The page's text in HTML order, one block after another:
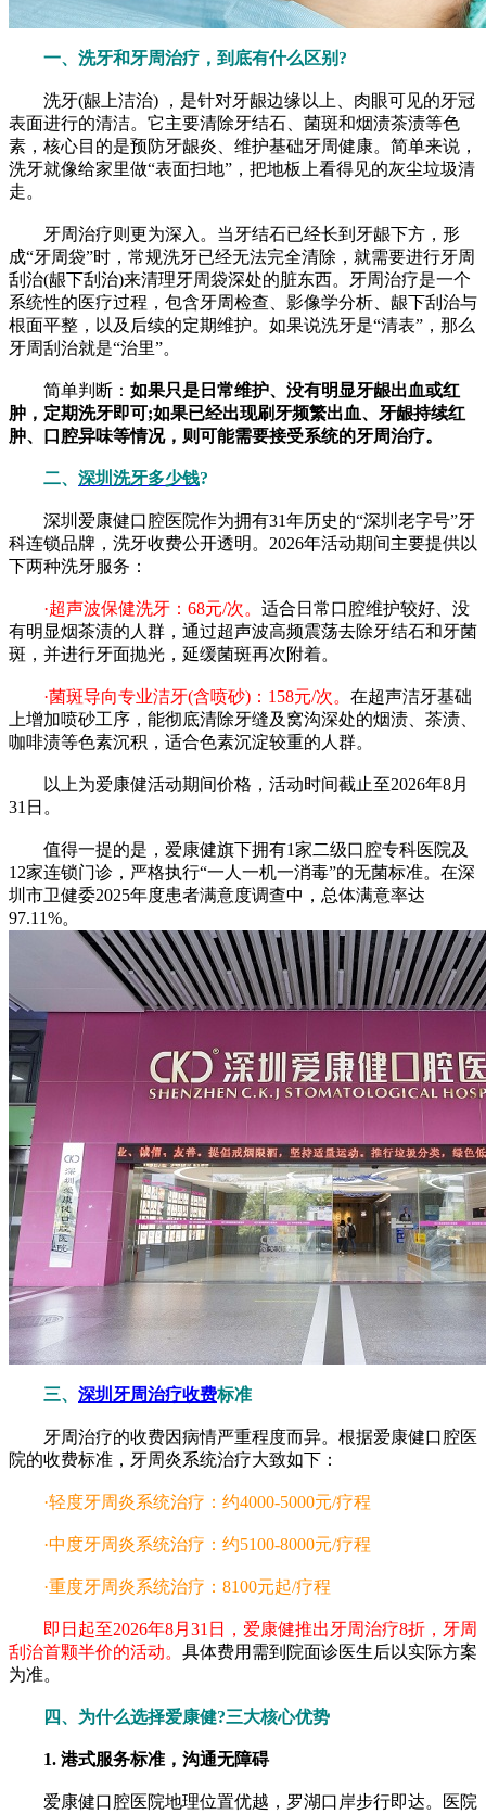
一、洗牙和牙周治疗，到底有什么区别?
洗牙(龈上洁治) ，是针对牙龈边缘以上、肉眼可见的牙冠
表面进行的清洁。它主要清除牙结石、菌斑和烟渍茶渍等色
素，核心目的是预防牙龈炎、维护基础牙周健康。简单来说，
洗牙就像给家里做“表面扫地”，把地板上看得见的灰尘垃圾清
走。
牙周治疗则更为深入。当牙结石已经长到牙龈下方，形
成“牙周袋”时，常规洗牙已经无法完全清除，就需要进行牙周
刮治(龈下刮治)来清理牙周袋深处的脏东西。牙周治疗是一个
系统性的医疗过程，包含牙周检查、影像学分析、龈下刮治与
根面平整，以及后续的定期维护。如果说洗牙是“清表”，那么
牙周刮治就是“治里”。
简单判断： 如果只是日常维护、没有明显牙龈出血或红
肿，定期洗牙即可;如果已经出现刷牙频繁出血、牙龈持续红
肿、口腔异味等情况，则可能需要接受系统的牙周治疗。
二、 深圳洗牙多少钱?
深圳爱康健口腔医院作为拥有31年历史的“深圳老字号”牙
科连锁品牌，洗牙收费公开透明。2026年活动期间主要提供以
下两种洗牙服务：
·超声波保健洗牙：68元/次。 适合日常口腔维护较好、没
有明显烟茶渍的人群，通过超声波高频震荡去除牙结石和牙菌
斑，并进行牙面抛光，延缓菌斑再次附着。
·菌斑导向专业洁牙(含喷砂)：158元/次。 在超声洁牙基础
上增加喷砂工序，能彻底清除牙缝及窝沟深处的烟渍、茶渍、
咖啡渍等色素沉积，适合色素沉淀较重的人群。
以上为爱康健活动期间价格，活动时间截止至2026年8月
31日。
值得一提的是，爱康健旗下拥有1家二级口腔专科医院及
12家连锁门诊，严格执行“一人一机一消毒”的无菌标准。在深
圳市卫健委2025年度患者满意度调查中，总体满意率达
97.11%。
三、 深圳牙周治疗收费标准
牙周治疗的收费因病情严重程度而异。根据爱康健口腔医
院的收费标准，牙周炎系统治疗大致如下：
·轻度牙周炎系统治疗：约4000-5000元/疗程
·中度牙周炎系统治疗：约5100-8000元/疗程
·重度牙周炎系统治疗：8100元起/疗程
即日起至2026年8月31日，爱康健推出牙周治疗8折，牙周
刮治首颗半价的活动。 具体费用需到院面诊医生后以实际方案
为准。
四、为什么选择爱康健?三大核心优势
1. 港式服务标准，沟通无障碍
爱康健口腔医院地理位置优越，罗湖口岸步行即达。医院